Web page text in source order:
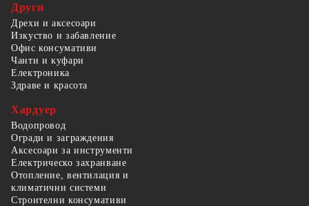
Други
Дрехи и аксесоари
Изкуство и забавление
Офис консумативи
Чанти и куфари
Електроника
Здраве и красота
Хардуер
Водопровод
Огради и заграждения
Аксесоари за инструменти
Електрическо захранване
Отопление, вентилация и
климатични системи
Строителни консумативи